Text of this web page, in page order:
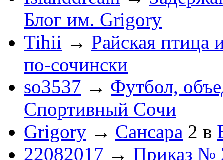
Блог им. Grigory
Tihii → Райская птица
по-cочински
so3537 → Футбол,
Спортивный Сочи
Grigory → Сансара 2 в
22082017 → Приказ №